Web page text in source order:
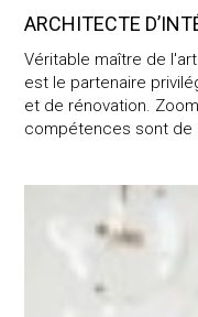
ARCHITECTE
Véritable maître de
est le partenaire
et de rénovation.
compétences sont de
Décorateur d’intérieur